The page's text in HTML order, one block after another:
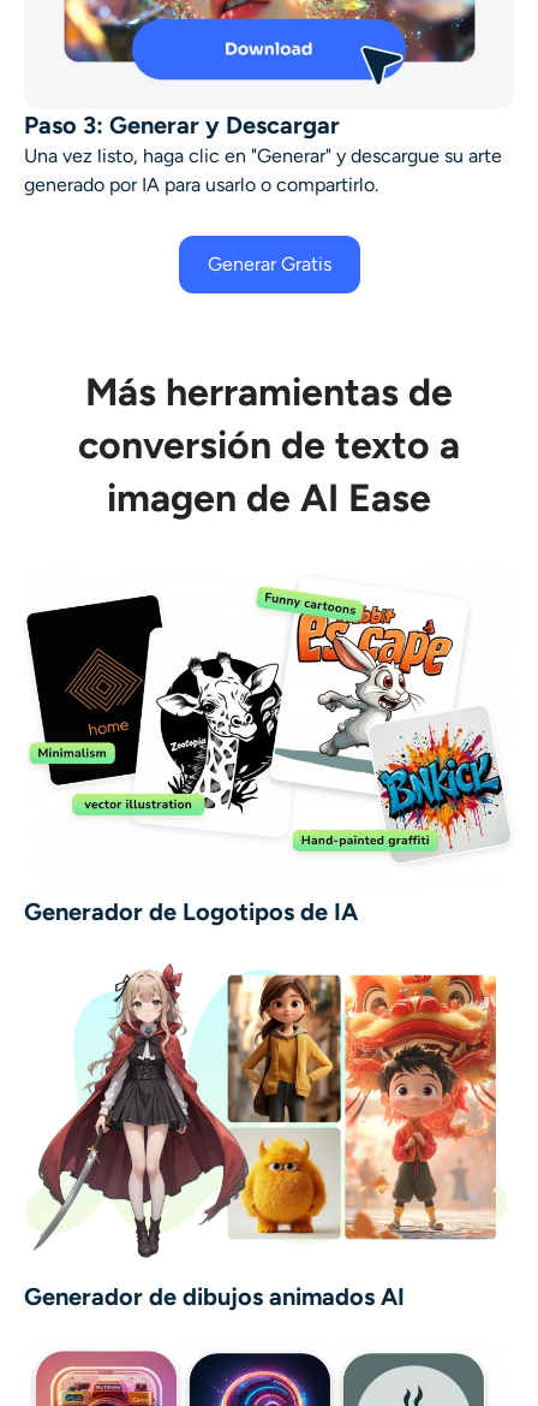
Paso 3: Generar y Descargar
Una vez listo, haga clic en "Generar" y descargue su arte
generado por IA para usarlo o compartirlo.
Generar Gratis
Más herramientas de
conversión de texto a
imagen de AI Ease
Generador de Logotipos de IA
Generador de dibujos animados AI